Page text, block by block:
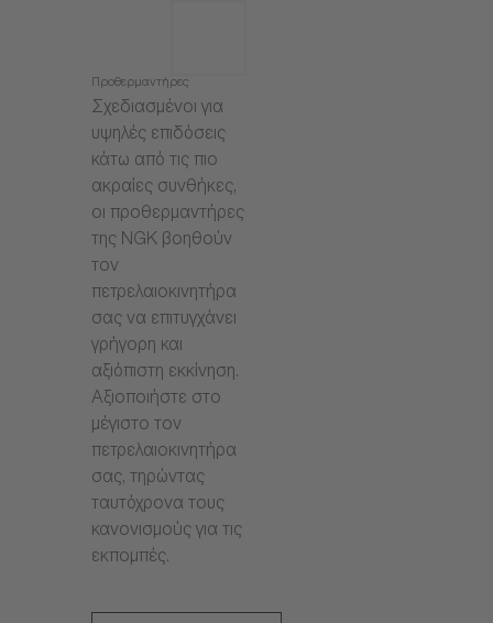
Προθερμαντήρες
Σχεδιασμένοι για
υψηλές επιδόσεις
κάτω από τις πιο
ακραίες συνθήκες,
οι προθερμαντήρες
της NGK βοηθούν
τον
πετρελαιοκινητήρα
σας να επιτυγχάνει
γρήγορη και
αξιόπιστη εκκίνηση.
Αξιοποιήστε στο
μέγιστο τον
πετρελαιοκινητήρα
σας, τηρώντας
ταυτόχρονα τους
κανονισμούς για τις
εκπομπές.